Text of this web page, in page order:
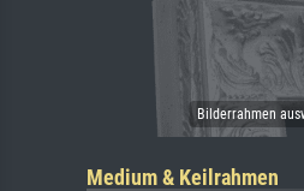
Medium & Keilrahmen